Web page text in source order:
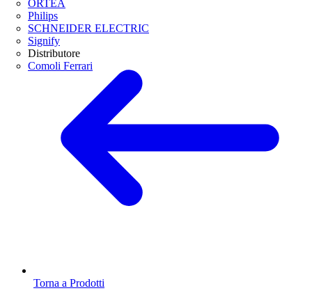
ORTEA
Philips
SCHNEIDER ELECTRIC
Signify
Distributore
Comoli Ferrari
Torna a Prodotti